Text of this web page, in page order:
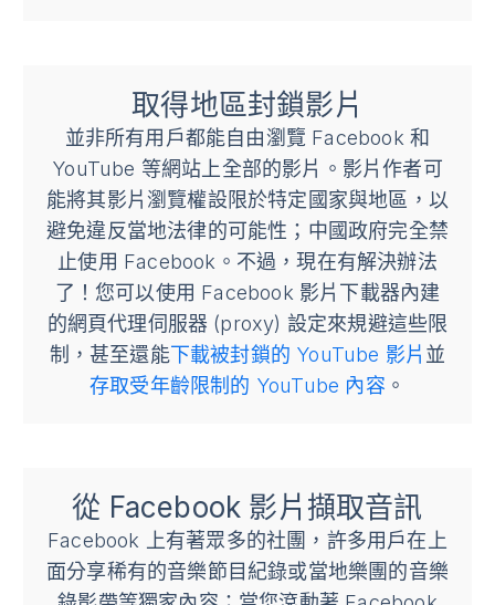
取得地區封鎖影片
並非所有用戶都能自由瀏覽 Facebook 和
YouTube 等網站上全部的影片。影片作者可
能將其影片瀏覽權設限於特定國家與地區，以
避免違反當地法律的可能性；中國政府完全禁
止使用 Facebook。不過，現在有解決辦法
了！您可以使用 Facebook 影片下載器內建
的網頁代理伺服器 (proxy) 設定來規避這些限
制，甚至還能下載被封鎖的 YouTube 影片 並
存取受年齡限制的 YouTube 內容 。
從 Facebook 影片擷取音訊
Facebook 上有著眾多的社團，許多用戶在上
面分享稀有的音樂節目紀錄或當地樂團的音樂